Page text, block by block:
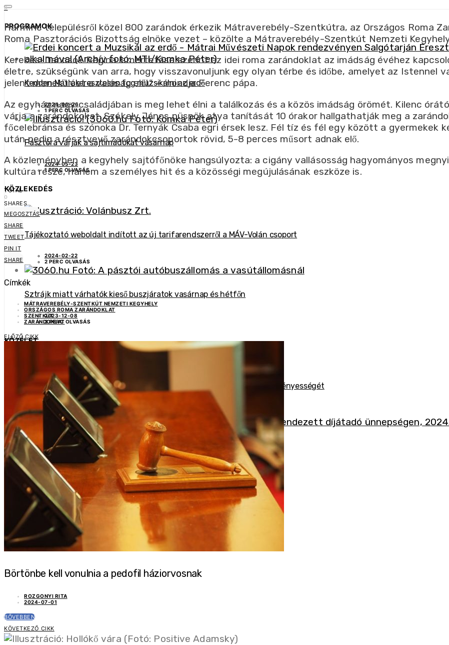
PROGRAMOK
Kedden Mátrakeresztesen fog muzsikálni az erdő
2024-06-26
1 PERC OLVASÁS
Pásztóra várják a sajtimádókat vasárnap
2024-05-23
1 PERC OLVASÁS
KÖZLEKEDÉS
Tájékoztató weboldalt indított az új tarifarendszerről a MÁV-Volán csoport
2024-02-22
2 PERC OLVASÁS
Sztrájk miatt várhatók kieső buszjáratok vasárnap és hétfőn
2023-12-08
3 PERC OLVASÁS
KÖZÉLET
Már most érdemes ellenőrizni a választáshoz szükséges okmányok érvényességét
2024-05-23
1 PERC OLVASÁS
Pásztói alapítványt is díjaztak a Civilek Napján
2024-02-01
1 PERC OLVASÁS
0
Harminc településről közel 800 zarándok érkezik Mátraverebély-Szentkútra, az Országos Roma
Roma Pasztorációs Bizottság elnöke vezet – közölte a Mátraverebély-Szentkút Nemzeti
Kerekes-Dancsok Regina ismertetése szerint az idei roma zarándoklat az imádság évéhez
életre, szükségünk van arra, hogy visszavonuljunk egy olyan térbe és időbe, amelyet az Istennel
jelent menekülést a valóság elől.” – mondja Ferenc pápa.
Az egyház nagy családjában is meg lehet élni a találkozás és a közös imádság örömét. Kilenc
várja a zarándokokat. Székely János püspök atya tanítását 10 órakor hallgathatják meg a
főcelebránsa és szónoka Dr. Ternyák Csaba egri érsek lesz. Fél tíz és fél egy között a gyermekek
után pedig a résztvevő zarándokcsoportok rövid, 5-8 perces műsort adnak elő.
A közleményben a kegyhely sajtófőnöke hangsúlyozta: a cigány vallásosság hagyományos
kultúra része, hanem a személyes hit és a közösségi megújulásának eszköze is.
TOTAL
0
SHARES
MEGOSZTÁS
SHARE
TWEET
PIN IT
SHARE
Címkék
MÁTRAVEREBÉLY-SZENTKÚT NEMZETI KEGYHELY
ORSZÁGOS ROMA ZARÁNDOKLAT
SZENTKÚT
ZARÁNDOKLAT
ELŐZŐ CIKK
Börtönbe kell vonulnia a pedofil háziorvosnak
ROZGONYI RITA
2024-07-01
BŐVEBBEN
KÖVETKEZŐ CIKK